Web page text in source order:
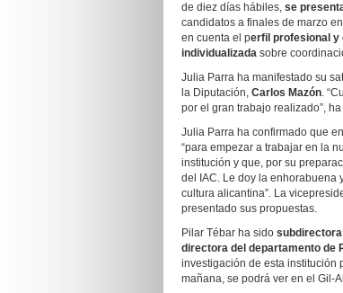
de diez días hábiles, se
candidatos a finales de marzo
en cuenta el perfil profesional y
individualizada sobre
Julia Parra ha manifestado su
la Diputación, Carlos Mazón.
por el gran trabajo realizado”,
Julia Parra ha confirmado que
“para empezar a trabajar en la
institución y que, por su
del IAC. Le doy la enhorabuena
cultura alicantina”. La
presentado sus propuestas.
Pilar Tébar ha sido
directora del departamento de
investigación de esta institución
mañana, se podrá ver en el Gil-